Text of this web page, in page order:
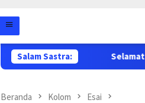
Salam Sastra:Selamat datang di
Beranda Kolom Esai